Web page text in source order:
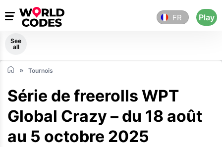
FR Play
See
all
Tournois
Série de freerolls WPT
Global Crazy – du 18 août
au 5 octobre 2025